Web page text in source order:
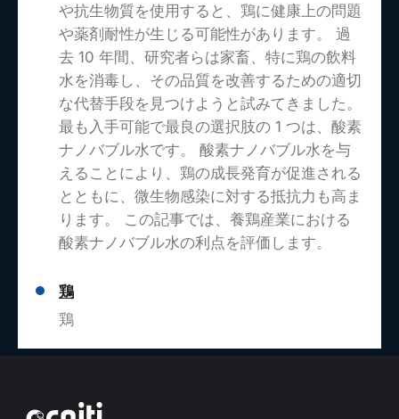
や抗生物質を使用すると、鶏に健康上の問題
や薬剤耐性が生じる可能性があります。 過
去 10 年間、研究者らは家畜、特に鶏の飲料
水を消毒し、その品質を改善するための適切
な代替手段を見つけようと試みてきました。
最も入手可能で最良の選択肢の 1 つは、酸素
ナノバブル水です。 酸素ナノバブル水を与
えることにより、鶏の成長発育が促進される
とともに、微生物感染に対する抵抗力も高ま
ります。 この記事では、養鶏産業における
酸素ナノバブル水の利点を評価します。
鶏
鶏